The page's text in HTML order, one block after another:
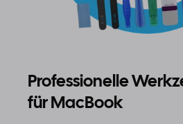
Professionelle
für MacBook